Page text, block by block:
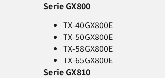
Serie GX800
TX-40GX800E
TX-50GX800E
TX-58GX800E
TX-65GX800E
Serie GX810